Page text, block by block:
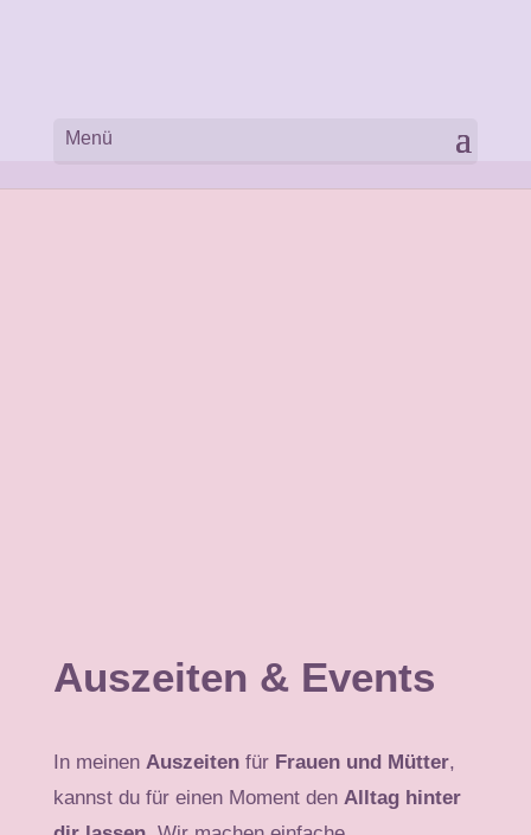
Auszeiten & Events
In meinen Auszeitenfür Frauen und Mütter,
kannst du für einen Moment den Alltag hinter